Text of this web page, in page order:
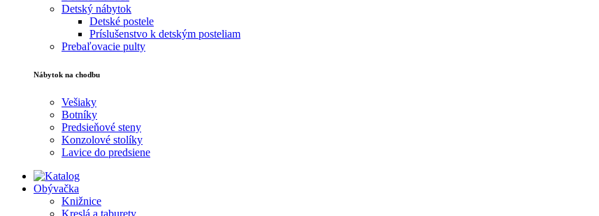
Detský nábytok
Detské postele
Príslušenstvo k detským posteliam
Prebaľovacie pulty
Nábytok na chodbu
Vešiaky
Botníky
Predsieňové steny
Konzolové stolíky
Lavice do predsiene
Obývačka
Knižnice
Kreslá a taburety